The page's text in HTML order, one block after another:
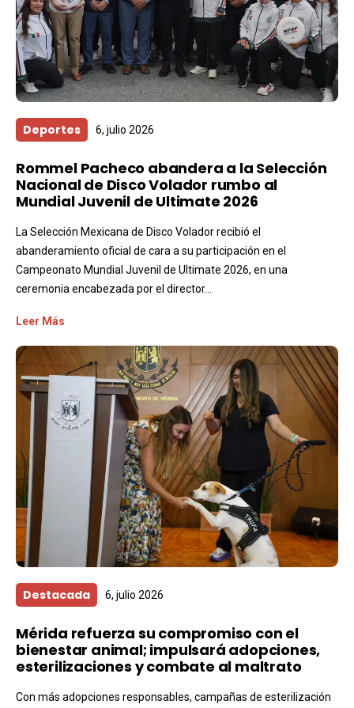
Deportes 6, julio 2026
Rommel Pacheco abandera a la Selección
Nacional de Disco Volador rumbo al
Mundial Juvenil de Ultimate 2026
La Selección Mexicana de Disco Volador recibió el
abanderamiento oficial de cara a su participación en el
Campeonato Mundial Juvenil de Ultimate 2026, en una
ceremonia encabezada por el director...
Leer Más
Destacada 6, julio 2026
Mérida refuerza su compromiso con el
bienestar animal; impulsará adopciones,
esterilizaciones y combate al maltrato
Con más adopciones responsables, campañas de esterilización